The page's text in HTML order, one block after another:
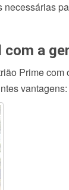
necessárias
com a
Prime
vantagens: